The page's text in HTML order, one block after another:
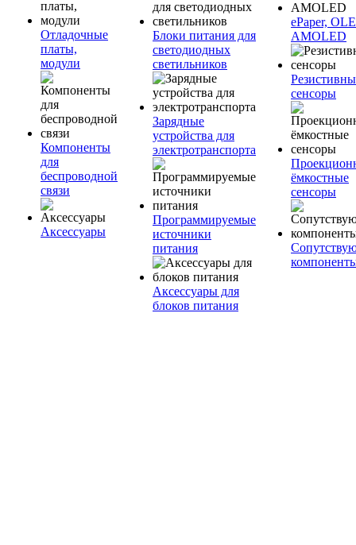
Отладочные
платы,
модули
Компоненты
для
беспроводной
связи
Аксессуары
Блоки питания для
светодиодных
светильников
Зарядные
устройства для
электротранспорта
Программируемые
источники
питания
Аксессуары для
блоков питания
ePaper,
AMOLED
сенсоры
ёмкостные
сенсоры